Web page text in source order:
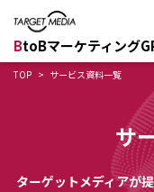
BtoBマーケティング
TOP サービス資料一覧
サ
ターゲットメディアが